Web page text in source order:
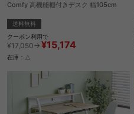
Comfy 高機能棚付きデスク 幅105cm
送料無料
クーポン利用で
¥17,050→ ¥15,174
在庫：△